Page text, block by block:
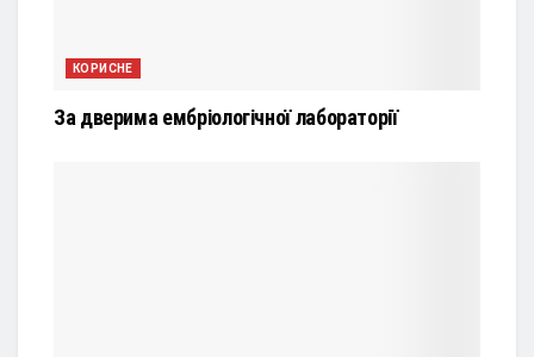
КОРИСНЕ
За дверима ембріологічної лабораторії